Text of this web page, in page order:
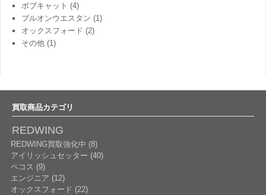
ボブキャット (4)
プルオンウエスタン (1)
オックスフォード (2)
その他 (1)
買取商品カテゴリ
REDWING
REDWING買取強化中 (8)
アイリッシュセッター (40)
ペコス (9)
エンジニア (12)
オックスフォード (22)